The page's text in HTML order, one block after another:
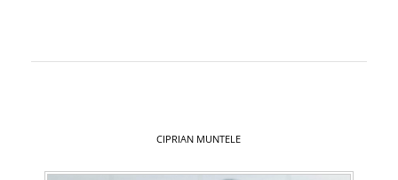
CIPRIAN MUNTELE